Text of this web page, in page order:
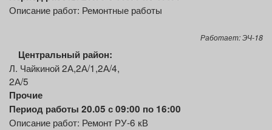
Описание работ: Ремонтные работы
Работает: ЭЧ-18
Центральный район:
Л. Чайкиной 2А,2А/1,2А/4,
2А/5
Прочие
Период работы 20.05 с 09:00 по 16:00
Описание работ: Ремонт РУ-6 кВ